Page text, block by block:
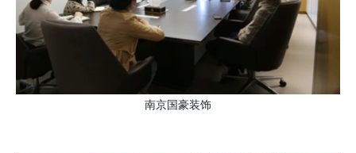
南京国豪装饰